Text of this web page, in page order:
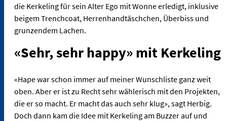
die Kerkeling für sein Alter Ego mit Wonne erledigt, inklusive
beigem Trenchcoat, Herrenhandtäschchen, Überbiss und
grunzendem Lachen.
«Sehr, sehr happy» mit Kerkeling
«Hape war schon immer auf meiner Wunschliste ganz weit
oben. Aber er ist zu Recht sehr wählerisch mit den Projekten,
die er so macht. Er macht das auch sehr klug», sagt Herbig.
Doch dann kam die Idee mit Kerkeling am Buzzer auf und